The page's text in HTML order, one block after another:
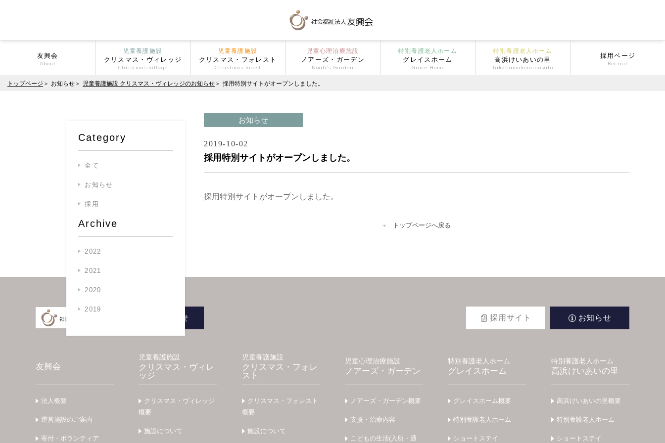
友興会
About
児童養護施設
クリスマス・ヴィレッジ
Christmas village
児童養護施設
クリスマス・フォレスト
Christmas forest
児童心理治療施設
ノアーズ・ガーデン
Noah's Garden
特別養護老人ホーム
グレイスホーム
Grace Home
特別養護老人ホーム
高浜けいあいの里
Takahamakeiainosato
採用ページ
Recruit
トップページ お知らせ 児童養護施設 クリスマス・ヴィレッジのお知らせ 採用特別サイトがオープンしました。
お知らせ
2019-10-02
採用特別サイトがオープンしました。
採用特別サイトがオープンしました。
トップページへ戻る
Category
全て
お知らせ
採用
Archive
2022
2021
2020
2019
お問い合わせ 採用サイト お知らせ
友興会
法人概要
運営施設のご案内
寄付・ボランティア
児童養護施設
クリスマス・ヴィレ
ッジ
クリスマス・ヴィレッジ
概要
施設について
児童養護施設
クリスマス・フォレ
スト
クリスマス・フォレスト
概要
施設について
児童心理治療施設
ノアーズ・ガーデン
ノアーズ・ガーデン概要
支援・治療内容
こどもの生活(入所・通
特別養護老人ホーム
グレイスホーム
グレイスホーム概要
特別養護老人ホーム
ショートステイ
特別養護老人ホーム
高浜けいあいの里
高浜けいあいの里概要
特別養護老人ホーム
ショートステイ